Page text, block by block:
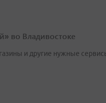
во Владивостоке
и другие нужные